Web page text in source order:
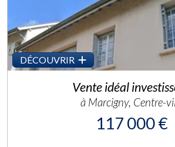
DÉCOUVRIR
Vente idéal
à Marcigny, Centre-
117 000 €